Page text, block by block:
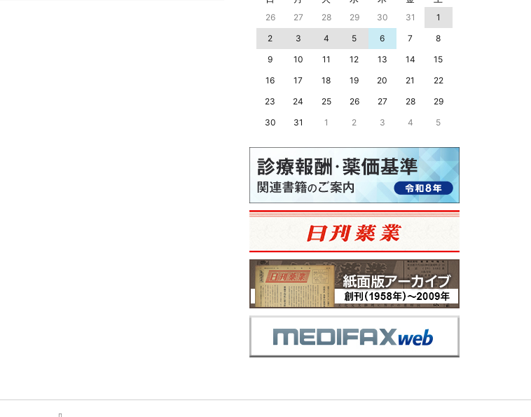
26 27 28 29 30 31
1
2
3 4 5 6 7
8
9
10 11 12 13 14
15
16
17 18 19 20 21
22
23
24 25 26 27 28
29
30
31 1 2 3 4 5